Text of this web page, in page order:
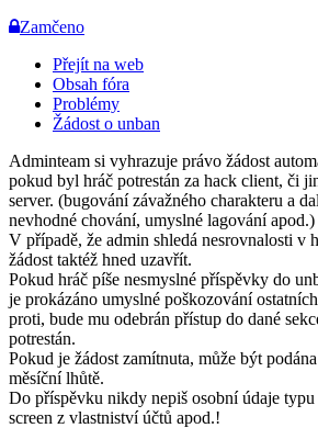
Zamčeno
Přejít na web
Obsah fóra
Problémy
Žádost o unban
Adminteam si vyhrazuje právo žádost
pokud byl hráč potrestán za hack client, či
server. (bugování závažného charakteru a
nevhodné chování, umyslné lagování apod.)
V případě, že admin shledá nesrovnalosti v
žádost taktéž hned uzavřít.
Pokud hráč píše nesmyslné příspěvky do
je prokázáno umyslné poškozování
proti, bude mu odebrán přístup do dané
potrestán.
Pokud je žádost zamítnuta, může být
měsíční lhůtě.
Do příspěvku nikdy nepiš osobní údaje typu
screen z vlastniství účtů apod.!